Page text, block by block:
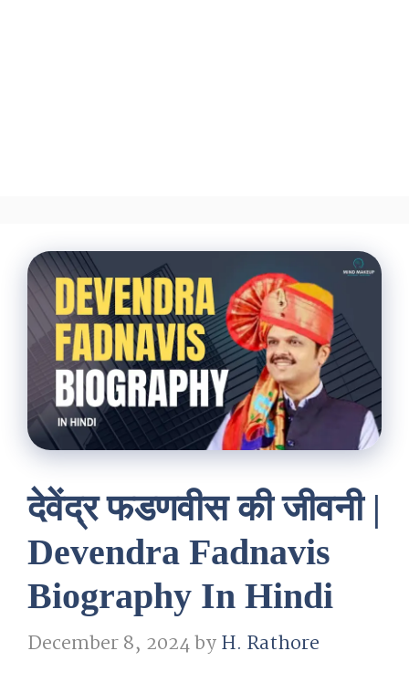
देवेंद्र फडणवीस की जीवनी |
Devendra Fadnavis
Biography In Hindi
December 8, 2024byH. Rathore